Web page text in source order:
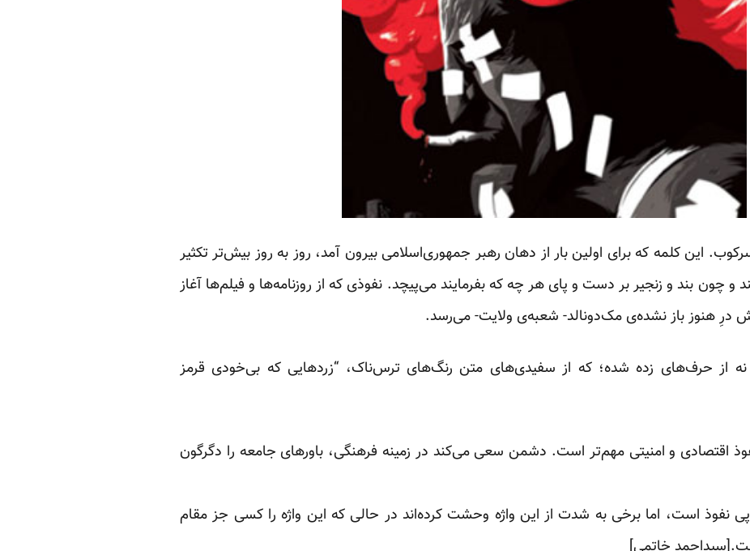
سرکوب. این کلمه که برای اولین بار از دهان رهبر جمهوری‌اسلامی بیرون آمد، روز به روز بیش‌تر تکثیر
چون بند و زنجیر بر دست و پای هر چه که بفرمایند می‌پیچد. نفوذی که از روزنامه‌ها و فیلم‌ها آغاز
هنوز باز نشده‌ی مک‌دونالد- شعبه‌ی ولایت- می‌رسد.
نه از حرف‌های زده شده؛ که از سفیدی‌های متن رنگ‌های ترس‌ناک، “زردهایی که بی‌خودی قرمز
اقتصادی و امنیتی مهم‌تر است. دشمن سعی می‌کند در زمینه فرهنگی، باورهای جامعه را دگرگون
نفوذ است، اما برخی به شدت از این واژه وحشت کرده‌اند در حالی که این واژه را کسی جز مقام